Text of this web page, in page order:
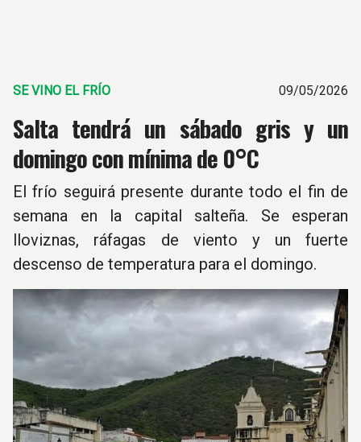
SE VINO EL FRÍO 09/05/2026
Salta tendrá un sábado gris y un
domingo con mínima de 0°C
El frío seguirá presente durante todo el fin de
semana en la capital salteña. Se esperan
lloviznas, ráfagas de viento y un fuerte
descenso de temperatura para el domingo.